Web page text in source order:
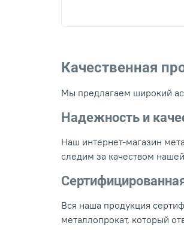
Качественная
Мы предлагаем широкий
Надежность и
Наш интернет-магазин
следим за качеством
Вся наша продукция
металлопрокат, который